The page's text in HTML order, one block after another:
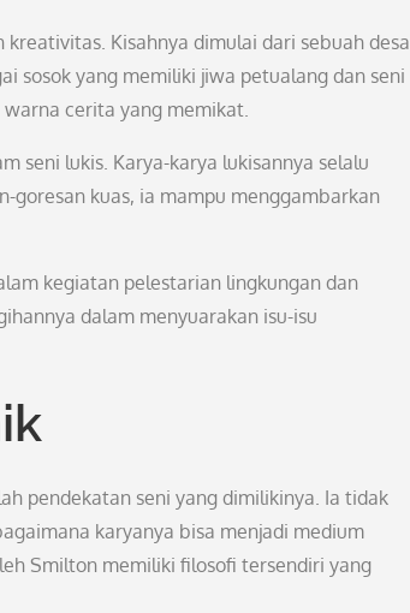
Kisahnya dimulai dari sebuah desa
sosok yang memiliki jiwa petualang dan seni
cerita yang memikat.
seni lukis. Karya-karya lukisannya selalu
goresan kuas, ia mampu menggambarkan
kegiatan pelestarian lingkungan dan
dalam menyuarakan isu-isu
pendekatan seni yang dimilikinya. Ia tidak
karyanya bisa menjadi medium
Smilton memiliki filosofi tersendiri yang